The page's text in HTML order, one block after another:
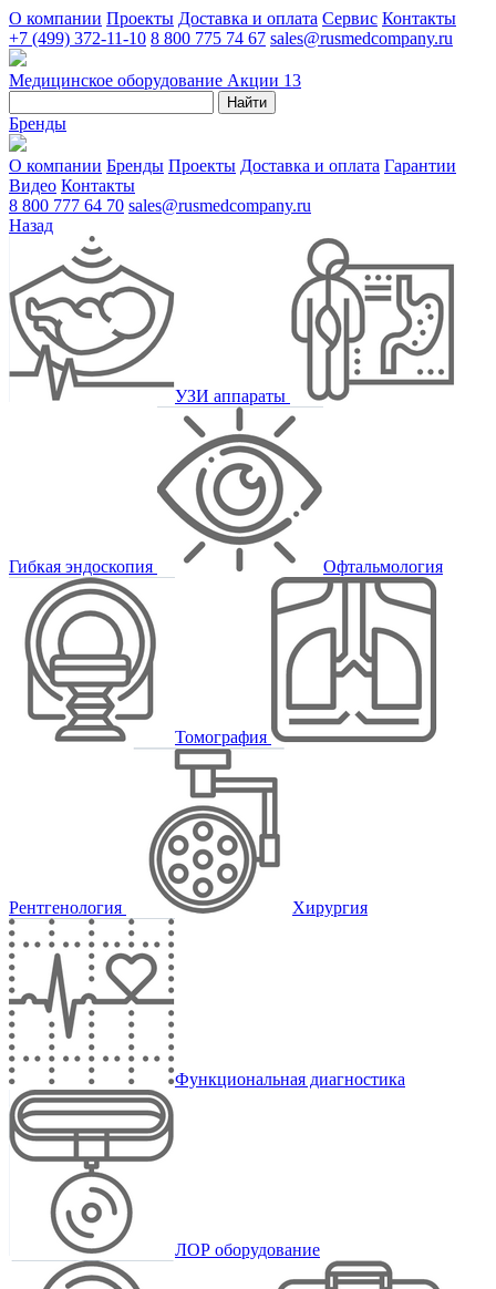
О компании Проекты Доставка и оплата Сервис Контакты
+7 (499) 372-11-10 8 800 775 74 67 sales@rusmedcompany.ru
Медицинское оборудование Акции 13
Найти
Бренды
О компании Бренды Проекты Доставка и оплата Гарантии
Видео Контакты
8 800 777 64 70 sales@rusmedcompany.ru
Назад
УЗИ аппараты
Гибкая эндоскопия Офтальмология
Томография
Рентгенология Хирургия
Функциональная диагностика
ЛОР оборудование